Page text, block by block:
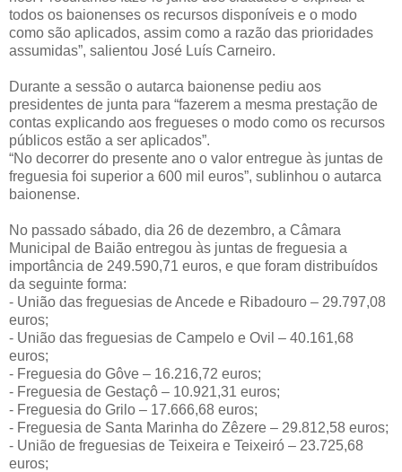
todos os baionenses os recursos disponíveis e o modo
como são aplicados, assim como a razão das prioridades
assumidas”, salientou José Luís Carneiro.
Durante a sessão o autarca baionense pediu aos
presidentes de junta para “fazerem a mesma prestação de
contas explicando aos fregueses o modo como os recursos
públicos estão a ser aplicados”.
“No decorrer do presente ano o valor entregue às juntas de
freguesia foi superior a 600 mil euros”, sublinhou o autarca
baionense.
No passado sábado, dia 26 de dezembro, a Câmara
Municipal de Baião entregou às juntas de freguesia a
importância de 249.590,71 euros, e que foram distribuídos
da seguinte forma:
- União das freguesias de Ancede e Ribadouro – 29.797,08
euros;
- União das freguesias de Campelo e Ovil – 40.161,68
euros;
- Freguesia do Gôve – 16.216,72 euros;
- Freguesia de Gestaçô – 10.921,31 euros;
- Freguesia do Grilo – 17.666,68 euros;
- Freguesia de Santa Marinha do Zêzere – 29.812,58 euros;
- União de freguesias de Teixeira e Teixeiró – 23.725,68
euros;